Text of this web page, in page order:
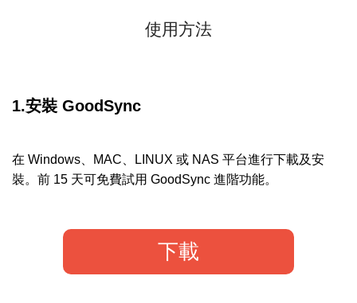
使用方法
1.安裝 GoodSync
在 Windows、MAC、LINUX 或 NAS 平台進行下載及安
裝。前 15 天可免費試用 GoodSync 進階功能。
下載